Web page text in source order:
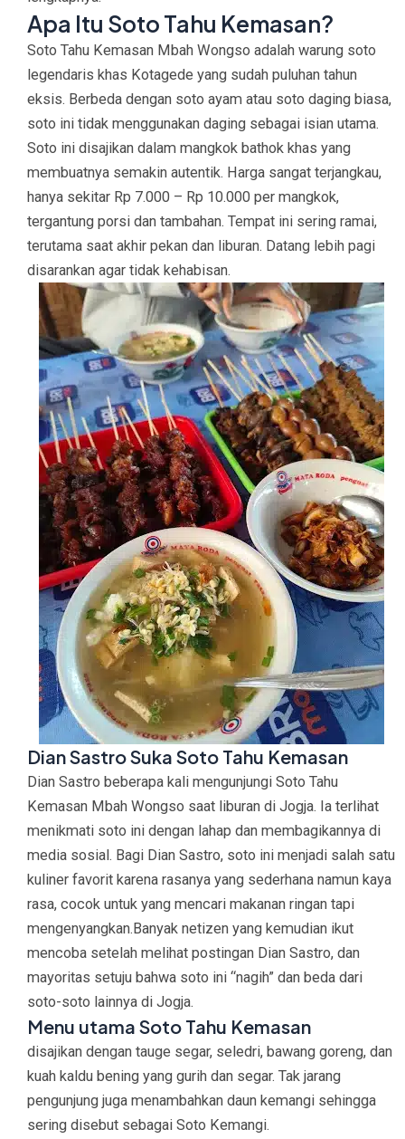
Apa Itu Soto Tahu Kemasan?
Soto Tahu Kemasan Mbah Wongso adalah warung soto
legendaris khas Kotagede yang sudah puluhan tahun
eksis. Berbeda dengan soto ayam atau soto daging biasa,
soto ini tidak menggunakan daging sebagai isian utama.
Soto ini disajikan dalam mangkok bathok khas yang
membuatnya semakin autentik. Harga sangat terjangkau,
hanya sekitar Rp 7.000 – Rp 10.000 per mangkok,
tergantung porsi dan tambahan. Tempat ini sering ramai,
terutama saat akhir pekan dan liburan. Datang lebih pagi
disarankan agar tidak kehabisan.
Dian Sastro Suka Soto Tahu Kemasan
Dian Sastro beberapa kali mengunjungi Soto Tahu
Kemasan Mbah Wongso saat liburan di Jogja. Ia terlihat
menikmati soto ini dengan lahap dan membagikannya di
media sosial. Bagi Dian Sastro, soto ini menjadi salah satu
kuliner favorit karena rasanya yang sederhana namun kaya
rasa, cocok untuk yang mencari makanan ringan tapi
mengenyangkan.Banyak netizen yang kemudian ikut
mencoba setelah melihat postingan Dian Sastro, dan
mayoritas setuju bahwa soto ini “nagih” dan beda dari
soto-soto lainnya di Jogja.
Menu utama Soto Tahu Kemasan
disajikan dengan tauge segar, seledri, bawang goreng, dan
kuah kaldu bening yang gurih dan segar. Tak jarang
pengunjung juga menambahkan daun kemangi sehingga
sering disebut sebagai Soto Kemangi.